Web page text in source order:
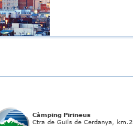
Càmping Pirineus
Ctra de Guils de Cerdanya, km.2